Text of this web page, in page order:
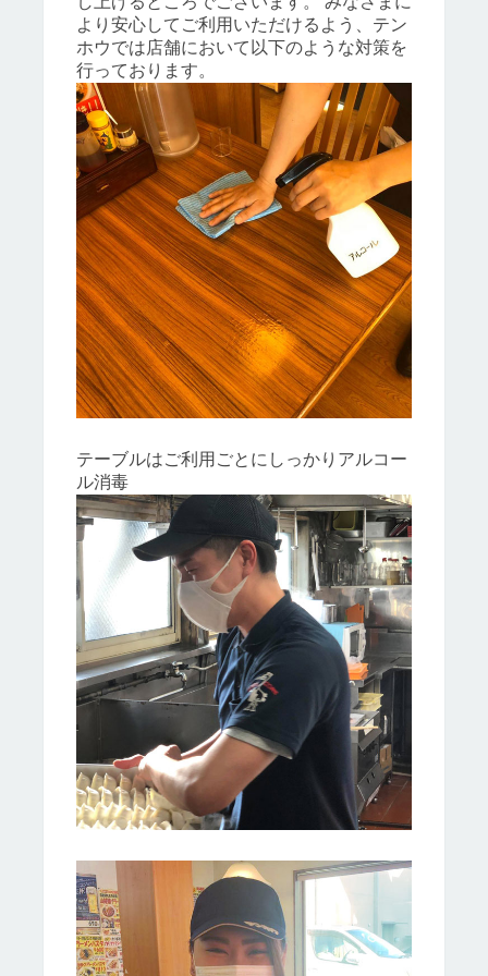
より安心してご利用いただけるよう、テン
ホウでは店舗において以下のような対策を
行っております。
テーブルはご利用ごとにしっかりアルコー
ル消毒